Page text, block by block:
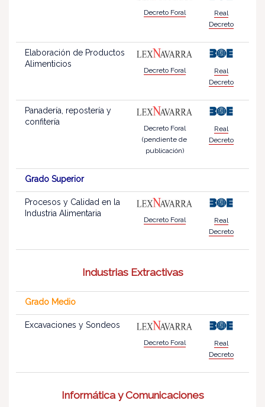
Decreto Foral
Real
Decreto
Elaboración de Productos
Alimenticios
Decreto Foral
Real
Decreto
Panadería, repostería y
confitería
Decreto Foral
(pendiente de
publicación)
Real
Decreto
Grado Superior
Procesos y Calidad en la
Industria Alimentaria
Decreto Foral
Real
Decreto
Industrias Extractivas
Grado Medio
Excavaciones y Sondeos
Decreto Foral
Real
Decreto
Informática y Comunicaciones